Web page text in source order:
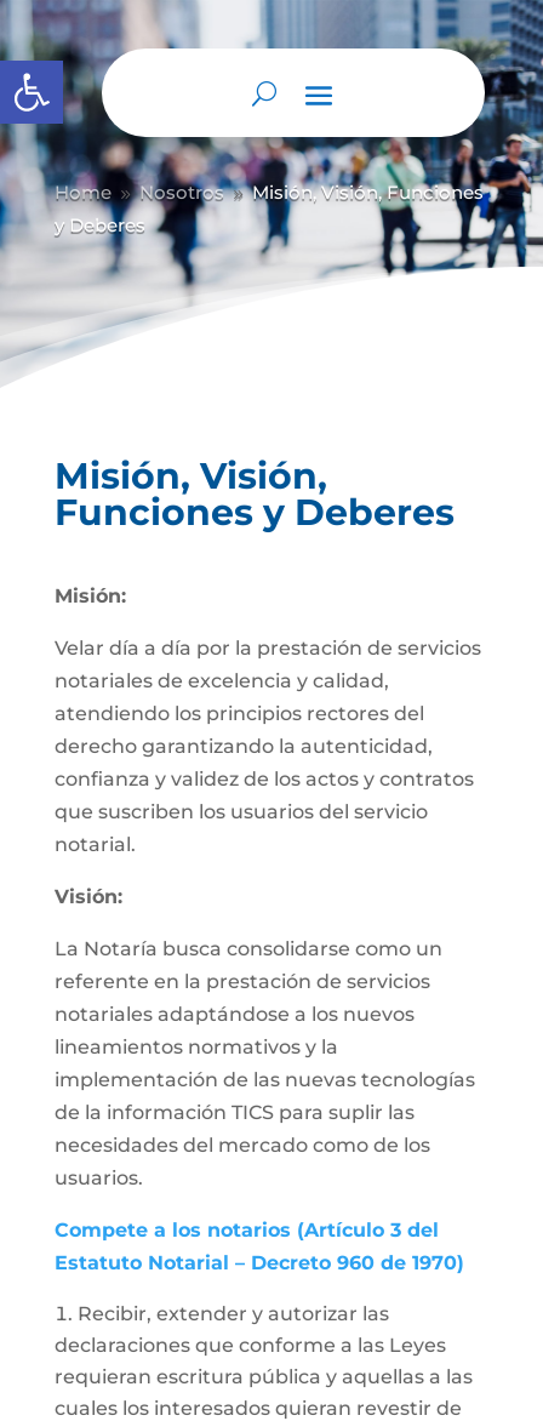
Abrir barra de herramientas
Home 9 Nosotros 9 Misión, Visión, Funciones
y Deberes
Misión, Visión,
Funciones y Deberes
Misión:
Velar día a día por la prestación de servicios
notariales de excelencia y calidad,
atendiendo los principios rectores del
derecho garantizando la autenticidad,
confianza y validez de los actos y contratos
que suscriben los usuarios del servicio
notarial.
Visión:
La Notaría busca consolidarse como un
referente en la prestación de servicios
notariales adaptándose a los nuevos
lineamientos normativos y la
implementación de las nuevas tecnologías
de la información TICS para suplir las
necesidades del mercado como de los
usuarios.
Compete a los notarios (Artículo 3 del
Estatuto Notarial – Decreto 960 de 1970)
Recibir, extender y autorizar las
declaraciones que conforme a las Leyes
requieran escritura pública y aquellas a las
cuales los interesados quieran revestir de